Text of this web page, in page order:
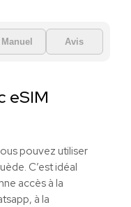
Manuel Avis
eSIM
pouvez utiliser
C’est idéal
accès à la
à la